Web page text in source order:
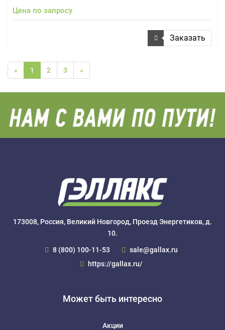
Цена по запросу
Заказать
« 1 2 3 »
173008, Россия, Великий Новгород, Проезд Энергетиков, д.
10.
8 (800) 100-11-53
sale@gallax.ru
https://gallax.ru/
Может быть интересно
Акции